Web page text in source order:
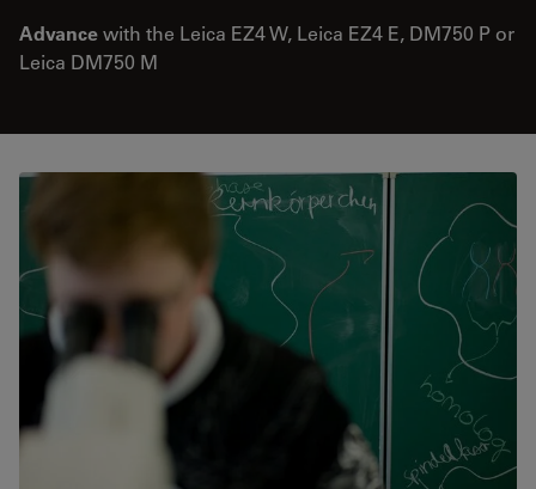
Advancewith the Leica EZ4 W, Leica EZ4 E, DM750 P or
Leica DM750 M